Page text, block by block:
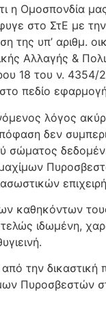
η Ομοσπονδία
στο ΣτΕ με
της υπ’ αριθμ.
Αλλαγής &
18 του ν. 4354/
στο πεδίο
λόγος
δεν
σώματος
καθηκόντων
ιδωμένη,
την δικαστική
Πυροσβεστών